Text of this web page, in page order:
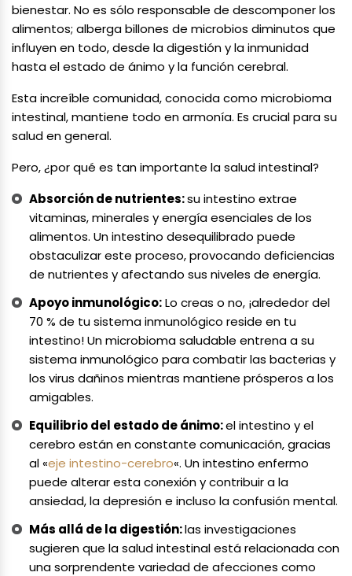
bienestar. No es sólo responsable de descomponer los
alimentos; alberga billones de microbios diminutos que
influyen en todo, desde la digestión y la inmunidad
hasta el estado de ánimo y la función cerebral.
Esta increíble comunidad, conocida como microbioma
intestinal, mantiene todo en armonía. Es crucial para su
salud en general.
Pero, ¿por qué es tan importante la salud intestinal?
Absorción de nutrientes:su intestino extrae
vitaminas, minerales y energía esenciales de los
alimentos. Un intestino desequilibrado puede
obstaculizar este proceso, provocando deficiencias
de nutrientes y afectando sus niveles de energía.
Apoyo inmunológico:Lo creas o no, ¡alrededor del
70 % de tu sistema inmunológico reside en tu
intestino! Un microbioma saludable entrena a su
sistema inmunológico para combatir las bacterias y
los virus dañinos mientras mantiene prósperos a los
amigables.
Equilibrio del estado de ánimo:el intestino y el
cerebro están en constante comunicación, gracias
al «eje intestino-cerebro«. Un intestino enfermo
puede alterar esta conexión y contribuir a la
ansiedad, la depresión e incluso la confusión mental.
Más allá de la digestión:las investigaciones
sugieren que la salud intestinal está relacionada con
una sorprendente variedad de afecciones como